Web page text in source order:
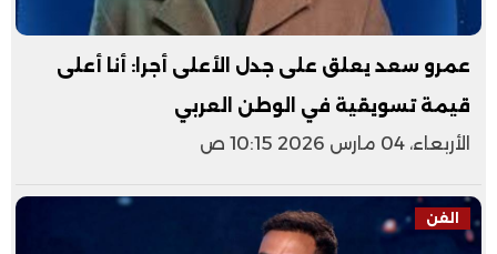
عمرو سعد يعلق على جدل الأعلى أجرا: أنا أعلى
قيمة تسويقية في الوطن العربي
الأربعاء، 04 مارس 2026 10:15 ص
الفن